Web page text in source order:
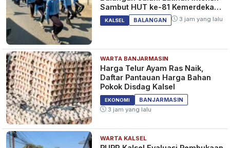
Sambut HUT ke-81 Kemerdekaan
RIKALSEL BALANGAN 3 jam yang lalu
WARTA BANJARMASIN
Harga Telur Ayam Ras Naik,
Daftar Pantauan Harga Bahan
Pokok Disdag Kalsel
EKONOMI
BANJARMASIN
3 jam yang lalu
WARTA KALSEL